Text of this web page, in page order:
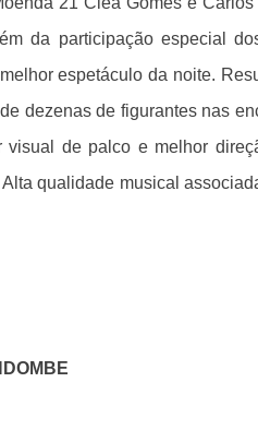
da participação especial
espetáculo da noite.
dezenas de figurantes nas
visual de palco e melhor
qualidade musical